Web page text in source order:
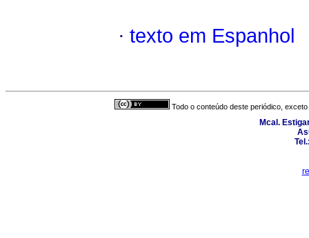
· texto em Espanhol
Todo o conteúdo deste periódico,
Mcal.